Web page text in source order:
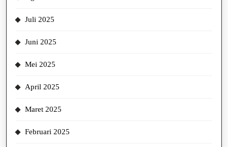
Juli 2025
Juni 2025
Mei 2025
April 2025
Maret 2025
Februari 2025